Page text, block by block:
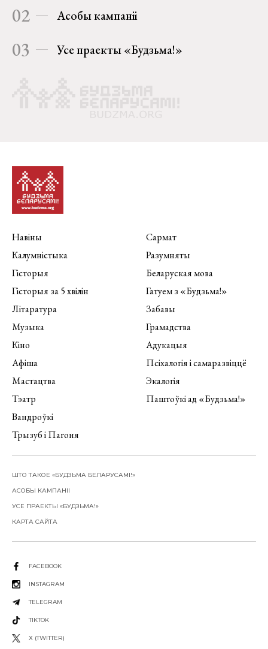
02 Асобы кампаніі
03 Усе праекты «Будзьма!»
Навіны
Калумністыка
Гісторыя
Гісторыя за 5 хвілін
Літаратура
Музыка
Кіно
Афіша
Мастацтва
Тэатр
Вандроўкі
Трызуб і Пагоня
Сармат
Разумняты
Беларуская мова
Гатуем з «Будзьма!»
Забавы
Грамадства
Адукацыя
Псіхалогія і самаразвіццё
Экалогія
Паштоўкі ад «Будзьма!»
ШТО ТАКОЕ «БУДЗЬМА БЕЛАРУСАМІ!»
АСОБЫ КАМПАНІІ
УСЕ ПРАЕКТЫ «БУДЗЬМА!»
КАРТА САЙТА
FACEBOOK
INSTAGRAM
TELEGRAM
TIKTOK
X (TWITTER)